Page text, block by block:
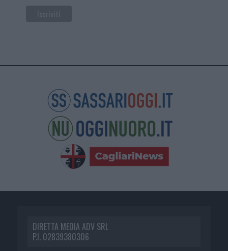
DIRETTA MEDIA ADV SRL
P.I. 02839380306